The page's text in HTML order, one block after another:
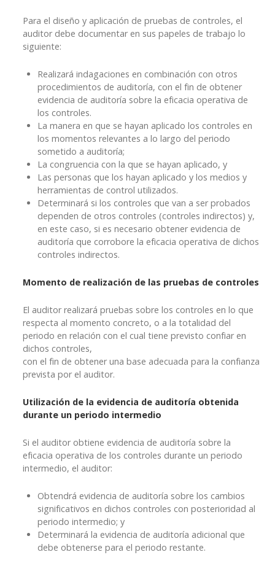
Para el diseño y aplicación de pruebas de controles, el
auditor debe documentar en sus papeles de trabajo lo
siguiente:
Realizará indagaciones en combinación con otros
procedimientos de auditoría, con el fin de obtener
evidencia de auditoría sobre la eficacia operativa de
los controles.
La manera en que se hayan aplicado los controles en
los momentos relevantes a lo largo del periodo
sometido a auditoría;
La congruencia con la que se hayan aplicado, y
Las personas que los hayan aplicado y los medios y
herramientas de control utilizados.
Determinará si los controles que van a ser probados
dependen de otros controles (controles indirectos) y,
en este caso, si es necesario obtener evidencia de
auditoría que corrobore la eficacia operativa de dichos
controles indirectos.
Momento de realización de las pruebas de controles
El auditor realizará pruebas sobre los controles en lo que
respecta al momento concreto, o a la totalidad del
periodo en relación con el cual tiene previsto confiar en
dichos controles,
con el fin de obtener una base adecuada para la confianza
prevista por el auditor.
Utilización de la evidencia de auditoría obtenida
durante un periodo intermedio
Si el auditor obtiene evidencia de auditoría sobre la
eficacia operativa de los controles durante un periodo
intermedio, el auditor:
Obtendrá evidencia de auditoría sobre los cambios
significativos en dichos controles con posterioridad al
periodo intermedio; y
Determinará la evidencia de auditoría adicional que
debe obtenerse para el periodo restante.